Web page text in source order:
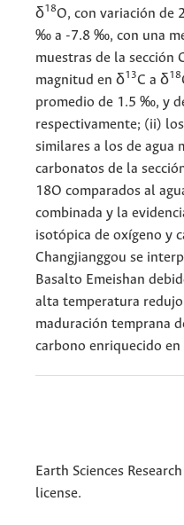
δ18O, con variación
‰ a -7.8 ‰, con una
muestras de la sección
magnitud en δ13C a δ18
promedio de 1.5 ‰, y
respectivamente; (ii)
similares a los de agua
carbonatos de la
18O comparados al
combinada y la
isotópica de oxígeno y
Changjianggou se
Basalto Emeishan
alta temperatura
maduración temprana
carbono enriquecido en
Earth Sciences
license.